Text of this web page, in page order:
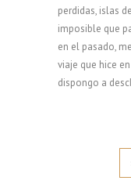
perdidas, islas
imposible que
en el pasado,
viaje que hice
dispongo a